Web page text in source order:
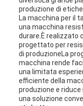
produzione di
La macchina per il
una macchina
durare.È realizzato
progettato per
di produzioneLa
macchina rende
una limitata
efficiente della
produzione e riduce
una soluzione